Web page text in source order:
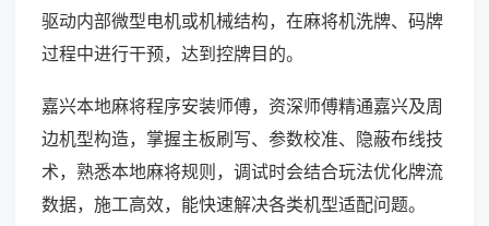
驱动内部微型电机或机械结构，在麻将机洗牌、码牌
过程中进行干预，达到控牌目的。
嘉兴本地麻将程序安装师傅，资深师傅精通嘉兴及周
边机型构造，掌握主板刷写、参数校准、隐蔽布线技
术，熟悉本地麻将规则，调试时会结合玩法优化牌流
数据，施工高效，能快速解决各类机型适配问题。